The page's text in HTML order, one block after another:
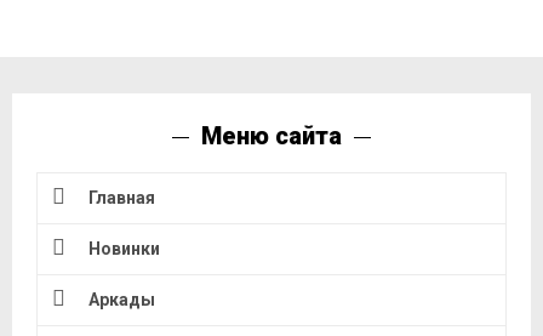
Меню сайта
Главная
Новинки
Аркады